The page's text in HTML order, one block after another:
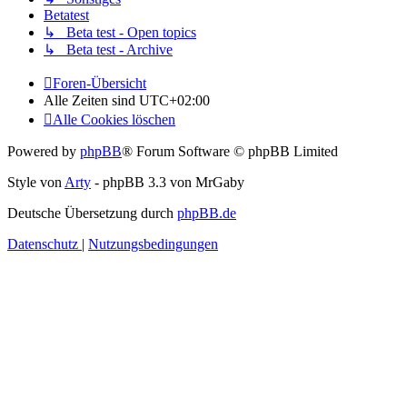
Betatest
↳ Beta test - Open topics
↳ Beta test - Archive
Foren-Übersicht
Alle Zeiten sind UTC+02:00
Alle Cookies löschen
Powered by phpBB® Forum Software © phpBB Limited
Style vonArty - phpBB 3.3 von MrGaby
Deutsche Übersetzung durch phpBB.de
Datenschutz | Nutzungsbedingungen